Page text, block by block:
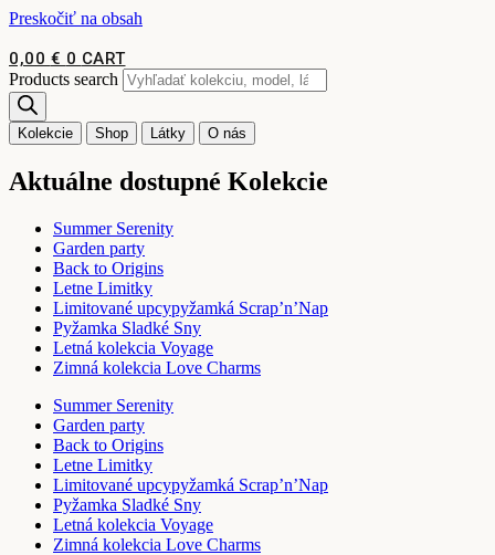
Preskočiť na obsah
0,00 € 0 CART
Products search
Kolekcie Shop Látky O nás
Aktuálne dostupné Kolekcie
Summer Serenity
Garden party
Back to Origins
Letne Limitky
Limitované upcypyžamká Scrap’n’Nap
Pyžamka Sladké Sny
Letná kolekcia Voyage
Zimná kolekcia Love Charms
Summer Serenity
Garden party
Back to Origins
Letne Limitky
Limitované upcypyžamká Scrap’n’Nap
Pyžamka Sladké Sny
Letná kolekcia Voyage
Zimná kolekcia Love Charms